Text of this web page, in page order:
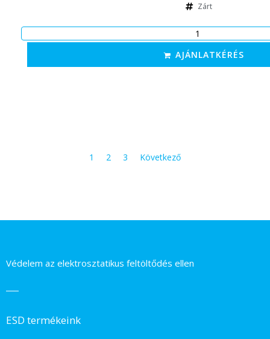
Zárt
AJÁNLATKÉRÉS
1 2 3 Következő
Védelem az elektrosztatikus feltöltődés ellen
ESD termékeink